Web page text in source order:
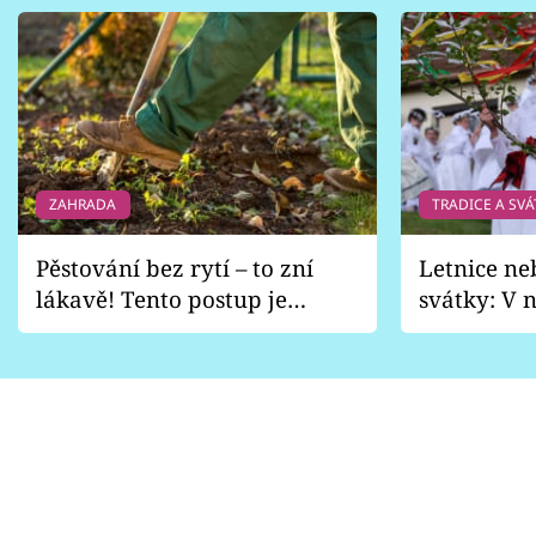
ZAHRADA
Pěstování bez rytí – to zní
lákavě! Tento postup je
vhodný jen pro některé
TRADICE A
Letnice
svátky: V
pondělí